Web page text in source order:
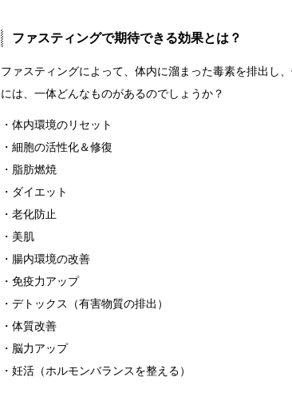
ファスティングで期待できる効果とは？
ファスティングによって、体内に溜まった毒素を排出し
には、一体どんなものがあるのでしょうか？
・体内環境のリセット
・細胞の活性化＆修復
・脂肪燃焼
・ダイエット
・老化防止
・美肌
・腸内環境の改善
・免疫力アップ
・デトックス（有害物質の排出）
・体質改善
・脳力アップ
・妊活（ホルモンバランスを整える）